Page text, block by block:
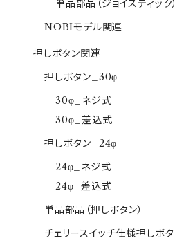
単品部品（ジョイスティック）
NOBIモデル関連
押しボタン関連
押しボタン_30φ
30φ_ネジ式
30φ_差込式
押しボタン_24φ
24φ_ネジ式
24φ_差込式
単品部品（押しボタン）
チェリースイッチ仕様押しボタ